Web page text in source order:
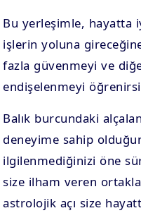
Bu yerleşimle, hayatta
işlerin yoluna
fazla güvenmeyi ve
endişelenmeyi
Balık burcundaki
deneyime sahip
ilgilenmediğinizi öne
size ilham veren
astrolojik açı size